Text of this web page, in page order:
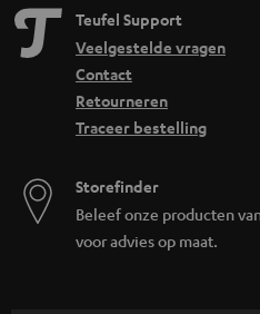
Teufel Support
Veelgestelde vragen
Contact
Retourneren
Traceer bestelling
Storefinder
Beleef onze producten
voor advies op maat.